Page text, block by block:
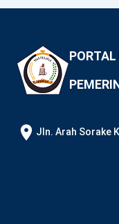
PORTAL
JIn. Arah Sorake